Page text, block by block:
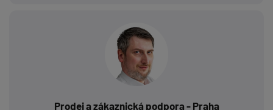
Prodej a zákaznická podpora - Praha